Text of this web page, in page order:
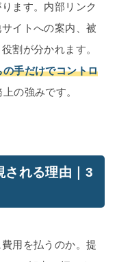
ます。内部リンク
イトへの案内、被
割が分かれます。
の手だけでコントロ
の強みです。
される理由｜3
用を払うのか。提